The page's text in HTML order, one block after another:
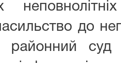
до
районний суд